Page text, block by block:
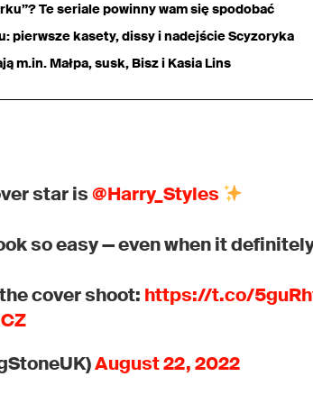
Te seriale powinny wam się spodobać
pierwsze kasety, dissy i nadejście Scyzoryka
m.in. Małpa, susk, Bisz i Kasia Lins
star is@Harry_Styles
so easy — even when it
cover shoot: https://t.co/
August 22, 2022